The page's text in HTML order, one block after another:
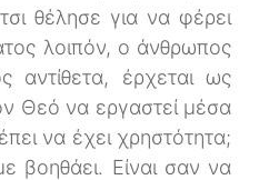
θέλησε για να φέρει
λοιπόν, ο άνθρωπος
έρχεται ως
Θεό να εργαστεί μέσα
να έχει χρηστότητα;
βοηθάει. Είναι σαν να